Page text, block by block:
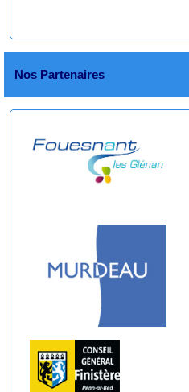
Nos Partenaires